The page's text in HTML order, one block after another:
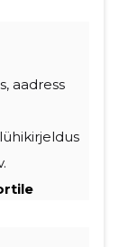
aadress